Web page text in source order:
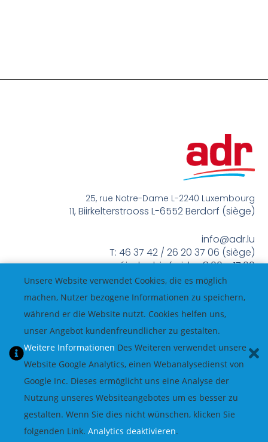
25, rue Notre-Dame L-2240 Luxembourg
11, Biirkelterstrooss L-6552 Berdorf (siège)
info@adr.lu
T: 46 37 42 / 26 20 37 06 (siège)
méindes bis freides 8:00 – 17:00
© All Rights Reserved.
Unsere Website verwendet Cookies, die es möglich
machen, Nutzer bezogene Informationen zu speichern,
während er die Website nutzt. Cookies helfen uns,
unser Angebot kundenfreundlicher zu gestalten.
Weitere Informationen Des Weiteren verwendet unsere
Website Google Analytics, einen Webanalysedienst von
Google Inc. Dieses ermöglicht uns eine Analyse der
Nutzung unseres Websiteangebotes um es besser zu
gestalten. Wenn Sie dies nicht wünschen, klicken Sie
folgenden Link. Analytics deaktivieren.